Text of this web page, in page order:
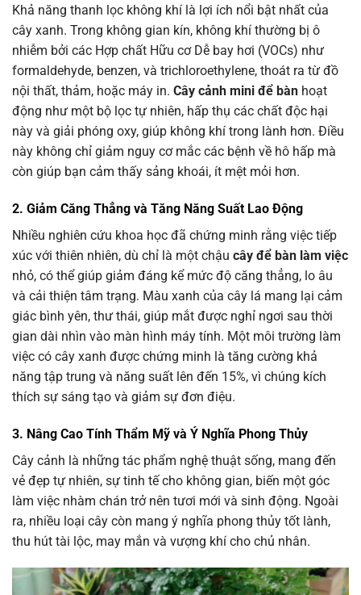
Khả năng thanh lọc không khí là lợi ích nổi bật nhất của
cây xanh. Trong không gian kín, không khí thường bị ô
nhiễm bởi các Hợp chất Hữu cơ Dễ bay hơi (VOCs) như
formaldehyde, benzen, và trichloroethylene, thoát ra từ đồ
nội thất, thảm, hoặc máy in. Cây cảnh mini để bàn hoạt
động như một bộ lọc tự nhiên, hấp thụ các chất độc hại
này và giải phóng oxy, giúp không khí trong lành hơn. Điều
này không chỉ giảm nguy cơ mắc các bệnh về hô hấp mà
còn giúp bạn cảm thấy sảng khoái, ít mệt mỏi hơn.
2. Giảm Căng Thẳng và Tăng Năng Suất Lao Động
Nhiều nghiên cứu khoa học đã chứng minh rằng việc tiếp
xúc với thiên nhiên, dù chỉ là một chậu cây để bàn làm việc
nhỏ, có thể giúp giảm đáng kể mức độ căng thẳng, lo âu
và cải thiện tâm trạng. Màu xanh của cây lá mang lại cảm
giác bình yên, thư thái, giúp mắt được nghỉ ngơi sau thời
gian dài nhìn vào màn hình máy tính. Một môi trường làm
việc có cây xanh được chứng minh là tăng cường khả
năng tập trung và năng suất lên đến 15%, vì chúng kích
thích sự sáng tạo và giảm sự đơn điệu.
3. Nâng Cao Tính Thẩm Mỹ và Ý Nghĩa Phong Thủy
Cây cảnh là những tác phẩm nghệ thuật sống, mang đến
vẻ đẹp tự nhiên, sự tinh tế cho không gian, biến một góc
làm việc nhàm chán trở nên tươi mới và sinh động. Ngoài
ra, nhiều loại cây còn mang ý nghĩa phong thủy tốt lành,
thu hút tài lộc, may mắn và vượng khí cho chủ nhân.